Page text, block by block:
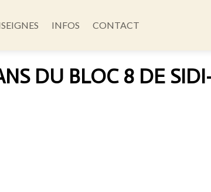
INFOS CONTACT
DU BLOC 8 DE